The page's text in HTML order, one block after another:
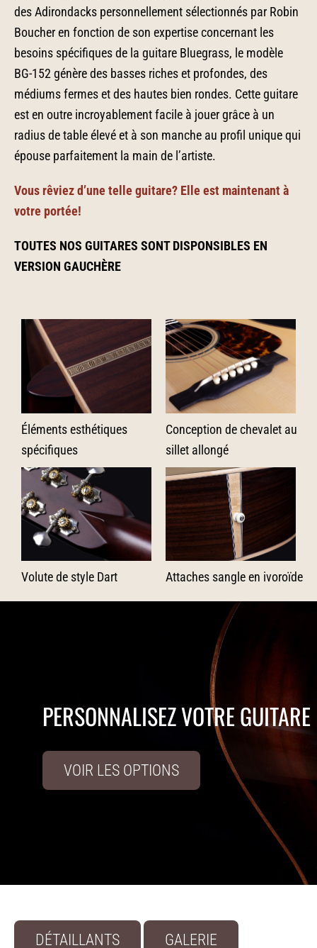
des Adirondacks personnellement sélectionnés par Robin
Boucher en fonction de son expertise concernant les
besoins spécifiques de la guitare Bluegrass, le modèle
BG-152 génère des basses riches et profondes, des
médiums fermes et des hautes bien rondes. Cette guitare
est en outre incroyablement facile à jouer grâce à un
radius de table élevé et à son manche au profil unique qui
épouse parfaitement la main de l’artiste.
Vous rêviez d’une telle guitare? Elle est maintenant à
votre portée!
TOUTES NOS GUITARES SONT DISPONSIBLES EN
VERSION GAUCHÈRE
Éléments esthétiques
spécifiques
Conception de chevalet au
sillet allongé
Volute de style Dart Attaches sangle en ivoroïde
PERSONNALISEZ VOTRE GUITARE
VOIR LES OPTIONS
DÉTAILLANTS GALERIE